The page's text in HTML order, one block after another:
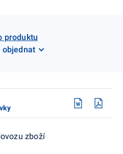
produktu
objednat
zboží